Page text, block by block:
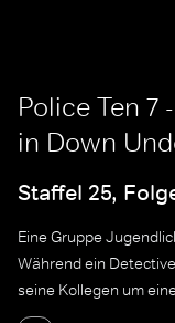
Police Ten 7
in Down
Staffel 25,
Eine Gruppe
Während ein
seine Kollegen um